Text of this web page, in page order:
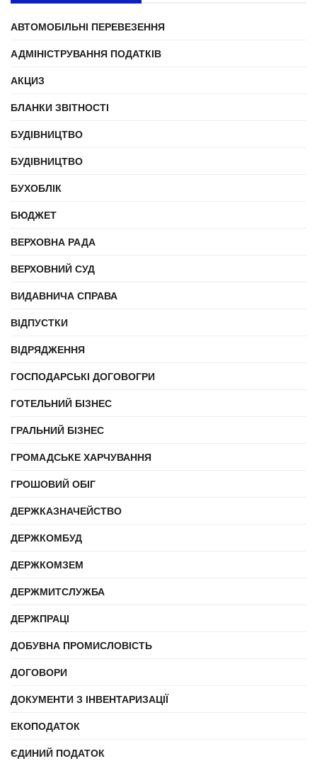
АВТОМОБІЛЬНІ ПЕРЕВЕЗЕННЯ
АДМІНІСТРУВАННЯ ПОДАТКІВ
АКЦИЗ
БЛАНКИ ЗВІТНОСТІ
БУДІВНИЦТВО
БУДІВНИЦТВО
БУХОБЛІК
БЮДЖЕТ
ВЕРХОВНА РАДА
ВЕРХОВНИЙ СУД
ВИДАВНИЧА СПРАВА
ВІДПУСТКИ
ВІДРЯДЖЕННЯ
ГОСПОДАРСЬКІ ДОГОВОГРИ
ГОТЕЛЬНИЙ БІЗНЕС
ГРАЛЬНИЙ БІЗНЕС
ГРОМАДСЬКЕ ХАРЧУВАННЯ
ГРОШОВИЙ ОБІГ
ДЕРЖКАЗНАЧЕЙСТВО
ДЕРЖКОМБУД
ДЕРЖКОМЗЕМ
ДЕРЖМИТСЛУЖБА
ДЕРЖПРАЦІ
ДОБУВНА ПРОМИСЛОВІСТЬ
ДОГОВОРИ
ДОКУМЕНТИ З ІНВЕНТАРИЗАЦІЇ
ЕКОПОДАТОК
ЄДИНИЙ ПОДАТОК